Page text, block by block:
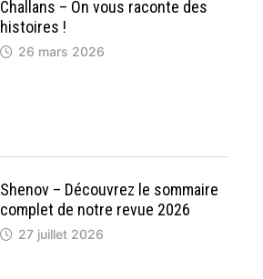
Challans – On vous raconte des
histoires !
26 mars 2026
Shenov – Découvrez le sommaire
complet de notre revue 2026
27 juillet 2026